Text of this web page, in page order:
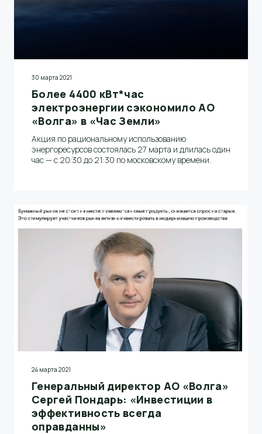
30 марта 2021
Более 4400 кВт*час
электроэнергии сэкономило АО
«Волга» в «Час Земли»
Акция по рациональному использованию
энергоресурсов состоялась 27 марта и длилась один
час — с 20:30 до 21:30 по московскому времени.
24 марта 2021
Генеральный директор АО «Волга»
Сергей Пондарь: «Инвестиции в
эффективность всегда
оправданны»